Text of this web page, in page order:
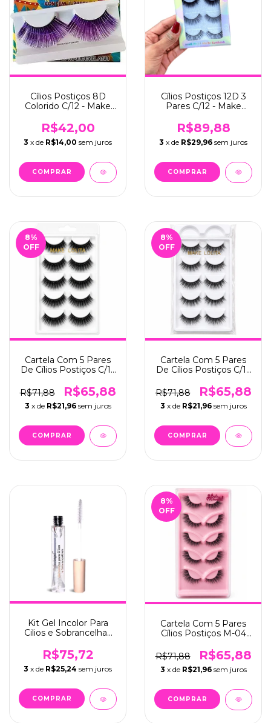
Cílios Postiços 8D
Colorido C/12 - Make
R$42,00
3 x de R$14,00 sem juros
Cílios Postiços 12D 3
Pares C/12 - Make
R$89,88
3 x de R$29,96 sem juros
8%
OFF
Cartela Com 5 Pares
De Cílios Postiços C/12
R$71,88
R$65,88
3 x de R$21,96 sem juros
8%
OFF
Cartela Com 5 Pares
De Cílios Postiços C/12
R$71,88
R$65,88
3 x de R$21,96 sem juros
Kit Gel Incolor Para
Cilios e Sobrancelhas
(B168)
R$75,72
3 x de R$25,24 sem juros
8%
OFF
Cartela Com 5 Pares
Cílios Postiços M-04
(QBM-668-4)
R$71,88 R$65,88
3 x de R$21,96 sem juros